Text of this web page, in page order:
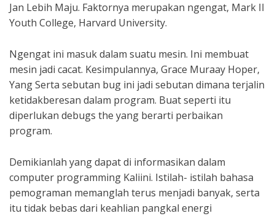
Jan Lebih Maju. Faktornya merupakan ngengat, Mark II
Youth College, Harvard University.
Ngengat ini masuk dalam suatu mesin. Ini membuat
mesin jadi cacat. Kesimpulannya, Grace Muraay Hoper,
Yang Serta sebutan bug ini jadi sebutan dimana terjalin
ketidakberesan dalam program. Buat seperti itu
diperlukan debugs the yang berarti perbaikan
program.
Demikianlah yang dapat di informasikan dalam
computer programming Kaliini. Istilah- istilah bahasa
pemograman memanglah terus menjadi banyak, serta
itu tidak bebas dari keahlian pangkal energi